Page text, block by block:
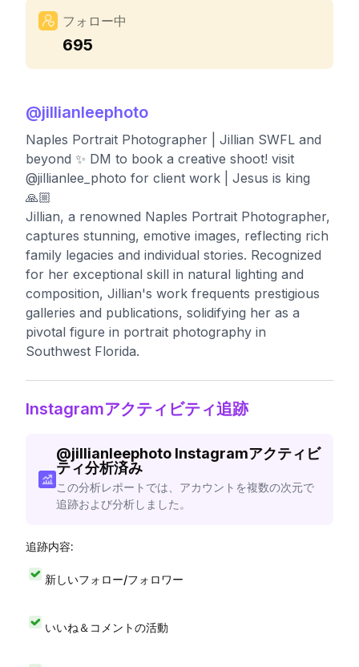
フォロー中
695
@jillianleephoto
Naples Portrait Photographer | Jillian SWFL and
beyond ✨ DM to book a creative shoot! visit
@jillianlee_photo for client work | Jesus is king
🙏🏼
Jillian, a renowned Naples Portrait Photographer,
captures stunning, emotive images, reflecting rich
family legacies and individual stories. Recognized
for her exceptional skill in natural lighting and
composition, Jillian's work frequents prestigious
galleries and publications, solidifying her as a
pivotal figure in portrait photography in
Southwest Florida.
Instagramアクティビティ追跡
@jillianleephoto Instagramアクティビ
ティ分析済み
この分析レポートでは、アカウントを複数の次元で
追跡および分析しました。
追跡内容:
新しいフォロー/フォロワー
いいね＆コメントの活動